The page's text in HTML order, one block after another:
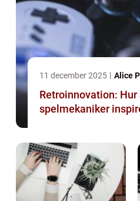
11 december 2025 Alice
Retroinnovation: Hur
spelmekaniker